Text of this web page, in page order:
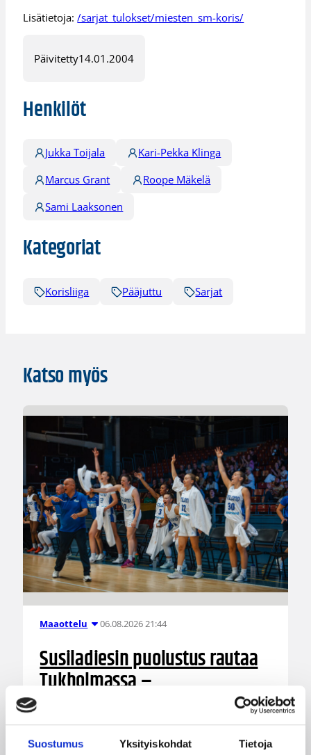
Suostumus Yksityiskohdat Tietoja
Lisätietoja:/sarjat_tulokset/miesten_sm-koris/
Päivitetty14.01.2004
Henkilöt
Jukka Toijala
Kari-Pekka Klinga
Marcus Grant
Roope Mäkelä
Sami Laaksonen
Kategoriat
Korisliiga Pääjuttu Sarjat
Katso myös
Maaottelu 06.08.2026 21:44
Susiladiesin puolustus rautaa
Tukholmassa –
Liettuasta